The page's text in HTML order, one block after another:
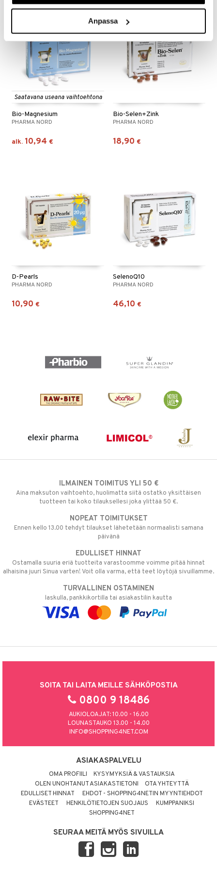
Anpassa
Saatavana useana vaihtoehtona
Bio-Magnesium
PHARMA NORD
alk. 10,94 €
Bio-Selen+Zink
PHARMA NORD
18,90 €
D-Pearls
PHARMA NORD
10,90 €
SelenoQ10
PHARMA NORD
46,10 €
ILMAINEN TOIMITUS YLI 50 €
Aina maksuton vaihtoehto, huolimatta siitä ostatko yksittäisen
tuotteen tai koko tilauksellesi joka ylittää 50 €.
NOPEAT TOIMITUKSET
Ennen kello 13.00 tehdyt tilaukset lähetetään normaalisti samana
päivänä
EDULLISET HINNAT
Ostamalla suuria eriä tuotteita varastoomme voimme pitää hinnat
alhaisina juuri Sinua varten! Voit olla varma, että teet löytöjä sivuillamme.
TURVALLINEN OSTAMINEN
laskulla, pankkikortilla tai asiakastilin kautta
SOITA TAI LAITA MEILLE SÄHKÖPOSTIA
0800 9 18486
AUKIOLOAJAT: 10.00 - 16.00
LOUNASTAUKO 13.00 - 14.00
INFO@SHOPPING4NET.COM
ASIAKASPALVELU
OMA PROFIILI
KYSYMYKSIÄ & VASTAUKSIA
OLEN UNOHTANUT ASIAKASTIETONI
OTA YHTEYTTÄ
EDULLISET HINNAT
EHDOT - SHOPPING4NETIN MYYNTIEHDOT
EVÄSTEET
HENKILÖTIETOJEN SUOJAUS
KUMPPANIKSI
SHOPPING4NET
SEURAA MEITÄ MYÖS SIVUILLA